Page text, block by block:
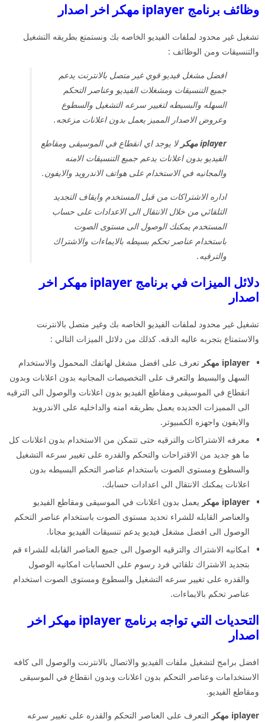
وظائف برنامج iplayer مهكر اخر اصدار
تشغيل غير محدود لملفات الفيديو الخاصه بك ونستمتع بطريقه التشغيل
والتنسيقات ومن الوظائف :
افضل مشغل فيديو قوي غير متصل بالانترنت يدعم
جميع التنسيقات ومشغلات الفيديو وعناصر التحكم
السهله والبسيطه لتغيير سرعه التشغيل والسطوع
وعروض الاصدار المميز يعمل بدون اعلانات مزعجه.
iplayer مهكر
لا يوجد اي انقطاع في الموسيقى ومقاطع
الفيديو بدون اعلانات يدعم جميع التنسيقات الامنه
والمجانيه في الاستخدام على هواتف الاندرويد والايفون.
اداره الاشتراكات من قبل المستخدم وايقاف التجديد
التلقائي من خلال الانتقال الى الاعدادات على حساب
المستخدم يمكنك الوصول الى مستوى الصوت
باستخدام عناصر تحكم بسيطه بالايماءات والاشتراك
والترقيه.
دلائل الميزات في برنامج iplayer مهكر اخر
اصدار
تشغيل غير محدود لملفات الفيديو الخاصه بك وغير متصل بالانترنت
والاستمتاع بتجربه عاليه الدقه. كذلك من دلائل الميزات التالي :
iplayer مهكر
تعرف على افضل مشغل لهاتفك المحمول والاستخدام
السهل والبسيط والتعرف على التخصيصات المجانيه بدون اعلانات وبدون
انقطاع في الموسيقى ومقاطع الفيديو بدون اعلانات والوصول الى الترقيه
الى المميزات الجديده يعمل بطريقه امنه والداخليه على الاندرويد
والايفون واجهزه الكمبيوتر.
معرفه الاشتراكات والترقيه حتى تتمكن من الاستخدام بدون اعلانات كل
ما هو جديد من الاقتراحات والتحكم والقدره على تغيير سرعه التشغيل
والسطوع ومستوى الصوت باستخدام عناصر التحكم البسيطه بدون
اعلانات يمكنك الانتقال الى اعدادات حسابك.
iplayer مهكر
يعمل بدون اعلانات في الموسيقى ومقاطع الفيديو
والعناصر القابله للشراء تحديد مستوى الصوت باستخدام عناصر التحكم
الوصول الى افضل مشغل فيديو يدعم تنسيقات الفيديو مجانا.
امكانيه الاشتراك والترقيه الوصول الى جميع العناصر القابله للشراء قم
بتجديد الاشتراك تلقائي فرد رسوم على الحسابات امكانيه الوصول
والقدره على تغيير سرعه التشغيل والسطوع ومستوى الصوت استخدام
عناصر تحكم بالايماءات.
التحديات التي تواجه برنامج iplayer مهكر اخر
اصدار
افضل برامج لتشغيل ملفات الفيديو والاتصال بالانترنت والوصول الى كافه
الاستخدامات وعناصر التحكم بدون اعلانات وبدون انقطاع في الموسيقى
ومقاطع الفيديو.
iplayer مهكر التعرف على العناصر التحكم والقدره على تغيير سرعه